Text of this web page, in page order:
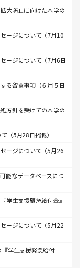
大防止に向けた本学の
ージについて（7月10
ージについて（7月6日
る留意事項（６月５日
方針を受けての本学の
（5月28日掲載）
ージについて（5月26
能なデータベースにつ
学生支援緊急給付金』
ージについて（5月22
『学生支援緊急給付